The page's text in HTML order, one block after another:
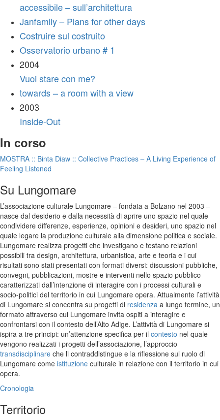
accessibile – sull’architettura
Janfamily – Plans for other days
Costruire sul costruito
Osservatorio urbano # 1
2004
Vuoi stare con me?
towards – a room with a view
2003
Inside-Out
In corso
MOSTRA :: Binta Diaw :: Collective Practices – A Living Experience of
Feeling Listened
Su Lungomare
L’associazione culturale Lungomare – fondata a Bolzano nel 2003 –
nasce dal desiderio e dalla necessità di aprire uno spazio nel quale
condividere differenze, esperienze, opinioni e desideri, uno spazio nel
quale legare la produzione culturale alla dimensione politica e sociale.
Lungomare realizza progetti che investigano e testano relazioni
possibili tra design, architettura, urbanistica, arte e teoria e i cui
risultati sono stati presentati con formati diversi: discussioni pubbliche,
convegni, pubblicazioni, mostre e interventi nello spazio pubblico
caratterizzati dall’intenzione di interagire con i processi culturali e
socio-politici del territorio in cui Lungomare opera. Attualmente l’attività
di Lungomare si concentra su progetti di residenza a lungo termine, un
formato attraverso cui Lungomare invita ospiti a interagire e
confrontarsi con il contesto dell’Alto Adige. L’attività di Lungomare si
ispira a tre principi: un’attenzione specifica per il contesto nel quale
vengono realizzati i progetti dell’associazione, l’approccio
transdisciplinare che li contraddistingue e la riflessione sul ruolo di
Lungomare come istituzione culturale in relazione con il territorio in cui
opera.
Cronologia
Territorio